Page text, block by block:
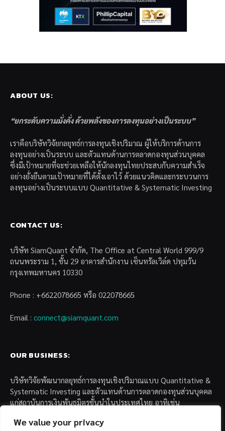
We value your privacy
ABOUT US:
“ยกระดับความมั่งคั่ง ด้วยพลังของการลงทุนอย่างเป็นระบบ”
เราคือบริษัทวิจัยกลยุทธ์การลงทุนเชิงปริมาณ ผู้ให้บริการด้านการ
ลงทุนอย่างเป็นระบบ และตัวแทนด้านการตลาดกองทุนส่วนบุคคล
ซึ่งมีเป้าหมายที่จะช่วยเหลือให้นักลงทุนไทยประสบกับความสำเร็จ
อย่างยั่งยืนตามเป้าหมายที่ได้ตั้งเอาไว้ ด้วยแนวคิดและกระบวนการ
ลงทุนอย่างเป็นระบบแบบ Quantitative & Systematic Investing
CONTACT US:
บริษัท SiamQuant จำกัด, The Office at Central World 999/9
ถนนพระราม 1, ชั้น 29 อาคารสำนักงาน เซ็นทรัลเวิล์ด ปทุมวัน
กรุงเทพมหานคร 10330
Phone : +6622078665 หรือ 022078665
Email : connect@siamquant.com
OUR BUSINESS:
บริษัทวิจัยพัฒนากลยุทธ์การลงทุนเชิงปริมาณแบบ Quantitative &
Systematic Investing และตัวแทนด้านการตลาดกองทุนส่วนบุคคล
แก่สถาบันการเงินพันธมิตรชั้นนำในประเทศไทย อาทิเช่น
– บล. กรุงไทย เอ็กซ์สปริง จำกัด